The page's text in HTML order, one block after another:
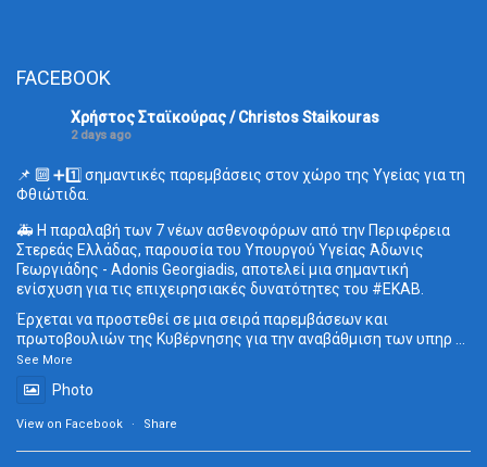
FACEBOOK
Χρήστος Σταϊκούρας / Christos Staikouras
2 days ago
📌 🔟 ➕1️⃣ σημαντικές παρεμβάσεις στον χώρο της Υγείας για τη
Φθιώτιδα.
🚑 Η παραλαβή των 7 νέων ασθενοφόρων από την Περιφέρεια
Στερεάς Ελλάδας, παρουσία του Υπουργού Υγείας Άδωνις
Γεωργιάδης - Adonis Georgiadis, αποτελεί μια σημαντική
ενίσχυση για τις επιχειρησιακές δυνατότητες του #ΕΚΑΒ.
Έρχεται να προστεθεί σε μια σειρά παρεμβάσεων και
πρωτοβουλιών της Κυβέρνησης για την αναβάθμιση των υπηρ ...
See More
Photo
View on Facebook · Share